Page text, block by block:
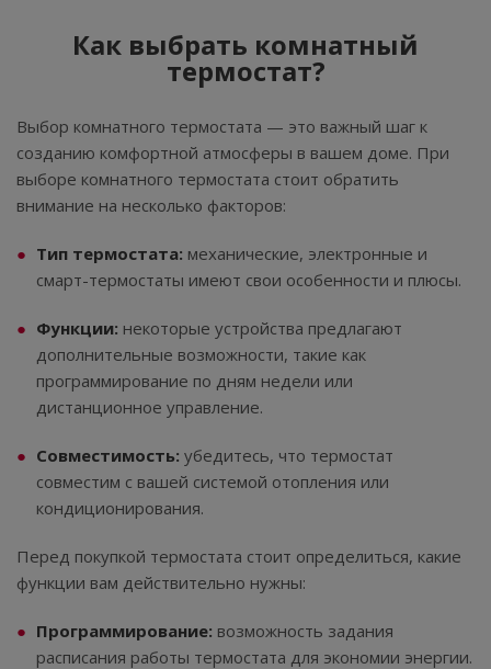
Как выбрать комнатный
термостат?
Выбор комнатного термостата — это важный шаг к
созданию комфортной атмосферы в вашем доме. При
выборе комнатного термостата стоит обратить
внимание на несколько факторов:
Тип термостата: механические, электронные и
смарт-термостаты имеют свои особенности и плюсы.
Функции: некоторые устройства предлагают
дополнительные возможности, такие как
программирование по дням недели или
дистанционное управление.
Совместимость: убедитесь, что термостат
совместим с вашей системой отопления или
кондиционирования.
Перед покупкой термостата стоит определиться, какие
функции вам действительно нужны:
Программирование: возможность задания
расписания работы термостата для экономии энергии.